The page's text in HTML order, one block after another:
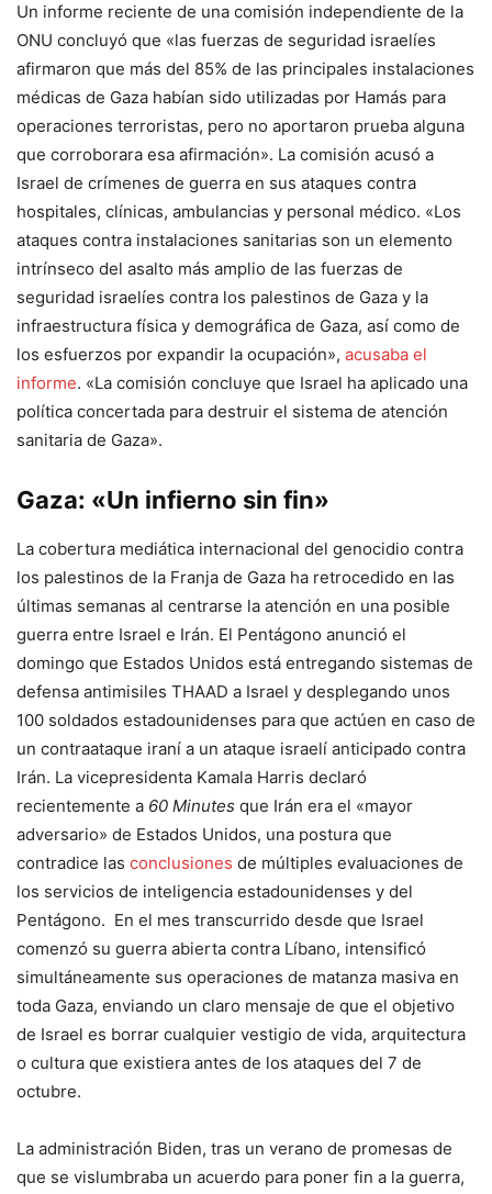
Un informe reciente de una comisión independiente de la
ONU concluyó que «las fuerzas de seguridad israelíes
afirmaron que más del 85% de las principales instalaciones
médicas de Gaza habían sido utilizadas por Hamás para
operaciones terroristas, pero no aportaron prueba alguna
que corroborara esa afirmación». La comisión acusó a
Israel de crímenes de guerra en sus ataques contra
hospitales, clínicas, ambulancias y personal médico. «Los
ataques contra instalaciones sanitarias son un elemento
intrínseco del asalto más amplio de las fuerzas de
seguridad israelíes contra los palestinos de Gaza y la
infraestructura física y demográfica de Gaza, así como de
los esfuerzos por expandir la ocupación», acusaba el
informe. «La comisión concluye que Israel ha aplicado una
política concertada para destruir el sistema de atención
sanitaria de Gaza».
Gaza: «Un infierno sin fin»
La cobertura mediática internacional del genocidio contra
los palestinos de la Franja de Gaza ha retrocedido en las
últimas semanas al centrarse la atención en una posible
guerra entre Israel e Irán. El Pentágono anunció el
domingo que Estados Unidos está entregando sistemas de
defensa antimisiles THAAD a Israel y desplegando unos
100 soldados estadounidenses para que actúen en caso de
un contraataque iraní a un ataque israelí anticipado contra
Irán. La vicepresidenta Kamala Harris declaró
recientemente a 60 Minutes que Irán era el «mayor
adversario» de Estados Unidos, una postura que
contradice las conclusiones de múltiples evaluaciones de
los servicios de inteligencia estadounidenses y del
Pentágono. En el mes transcurrido desde que Israel
comenzó su guerra abierta contra Líbano, intensificó
simultáneamente sus operaciones de matanza masiva en
toda Gaza, enviando un claro mensaje de que el objetivo
de Israel es borrar cualquier vestigio de vida, arquitectura
o cultura que existiera antes de los ataques del 7 de
octubre.
La administración Biden, tras un verano de promesas de
que se vislumbraba un acuerdo para poner fin a la guerra,